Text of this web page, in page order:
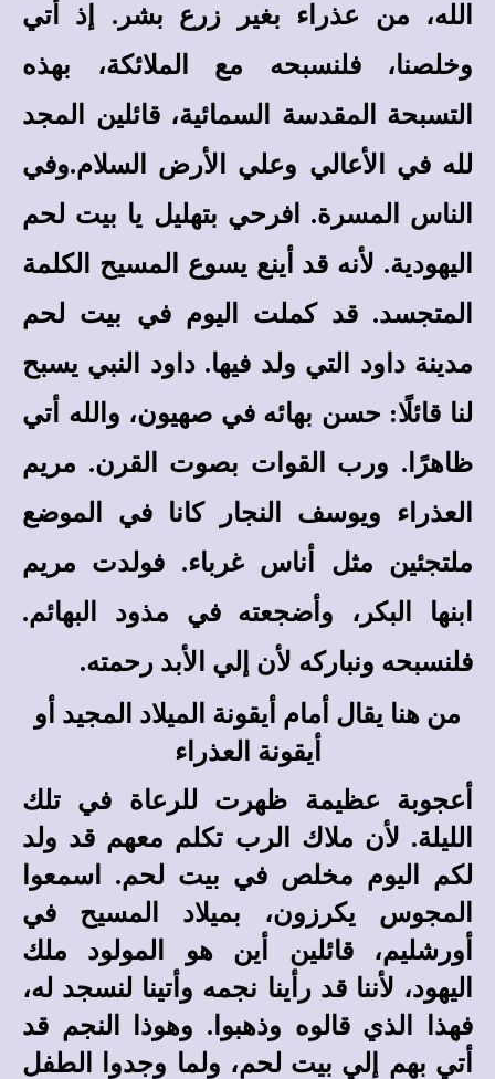
الله، من عذراء بغير زرع بشر. إذ أتي
وخلصنا، فلنسبحه مع الملائكة، بهذه
التسبحة المقدسة السمائية، قائلين المجد
لله في الأعالي وعلي الأرض السلام.وفي
الناس المسرة. افرحي بتهليل يا بيت لحم
اليهودية. لأنه قد أينع يسوع المسيح الكلمة
المتجسد. قد كملت اليوم في بيت لحم
مدينة داود التي ولد فيها. داود النبي يسبح
لنا قائلًا: حسن بهائه في صهيون، والله أتي
ظاهرًا. ورب القوات بصوت القرن. مريم
العذراء ويوسف النجار كانا في الموضع
ملتجئين مثل أناس غرباء. فولدت مريم
ابنها البكر، وأضجعته في مذود البهائم.
فلنسبحه ونباركه لأن إلي الأبد رحمته.
من هنا يقال أمام أيقونة الميلاد المجيد أو
أيقونة العذراء
أعجوبة عظيمة ظهرت للرعاة في تلك
الليلة. لأن ملاك الرب تكلم معهم قد ولد
لكم اليوم مخلص في بيت لحم. اسمعوا
المجوس يكرزون، بميلاد المسيح في
أورشليم، قائلين أين هو المولود ملك
اليهود، لأننا قد رأينا نجمه وأتينا لنسجد له،
فهذا الذي قالوه وذهبوا. وهوذا النجم قد
أتي بهم إلي بيت لحم، ولما وجدوا الطفل